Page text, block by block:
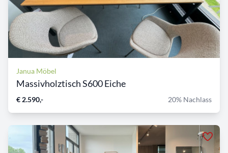
Janua Möbel
Massivholztisch S600 Eiche
€ 2.590,- 20% Nachlass